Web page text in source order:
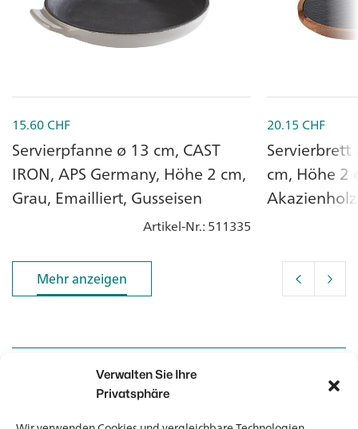
Verwalten Sie Ihre
Privatsphäre
15.60CHF
Servierpfanne ø 13 cm, CAST
IRON, APS Germany, Höhe 2 cm,
Grau, Emailliert, Gusseisen
Artikel-Nr.: 511335
20.15 CHF
cm, Höhe 2
Mehr anzeigen
Mehr anzeigen
Kontakt
Kontakt